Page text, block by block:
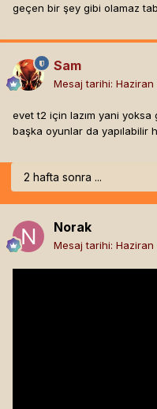
geçen bir şey gibi olamaz
Sam
Mesaj tarihi: Haziran
evet t2 için lazım yani
başka oyunlar da yapılabilir
2 hafta sonra ...
Norak
Mesaj tarihi: Haziran